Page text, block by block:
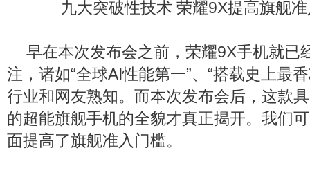
九大突破性技术 荣耀9X提高旗舰准
早在本次发布会之前，荣耀9X手机就已
注，诸如“全球AI性能第一”、“搭载史上最
行业和网友熟知。而本次发布会后，这款
的超能旗舰手机的全貌才真正揭开。我们
面提高了旗舰准入门槛。